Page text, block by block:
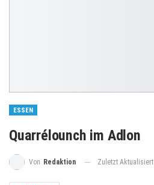
ESSEN
Quarrélounch im Adlon
Von Redaktion Zuletzt Aktualisiert